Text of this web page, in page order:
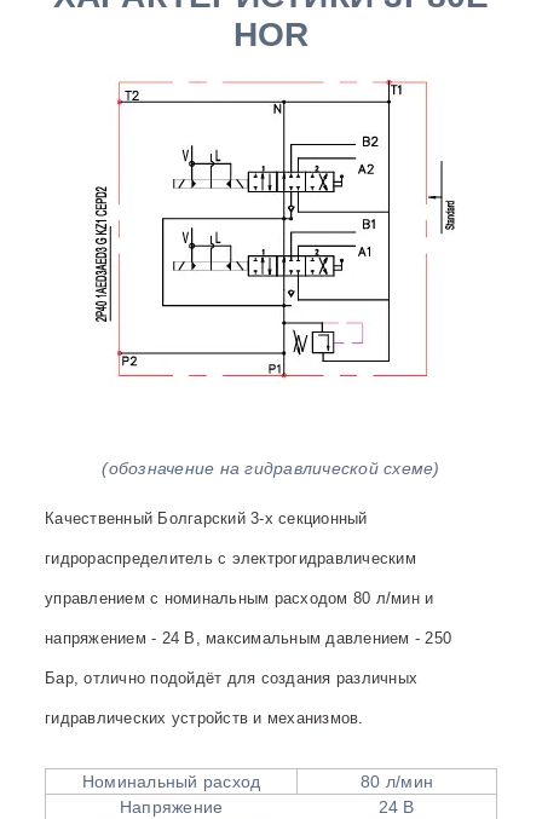
HOR
(обозначение на гидравлической схеме)
Качественный Болгарский 3-х секционный
гидрораспределитель с электрогидравлическим
управлением с номинальным расходом 80 л/мин и
напряжением - 24 В, максимальным давлением - 250
Бар,отлично подойдёт для создания различных
гидравлических устройств и механизмов.
Номинальный расход
80 л/мин
Напряжение
24 В